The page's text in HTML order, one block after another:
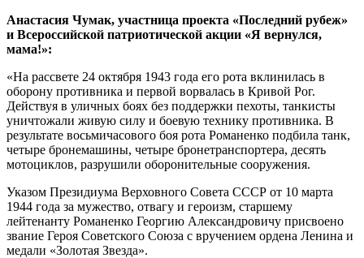
Анастасия Чумак, участница проекта «Последний рубеж»
и Всероссийской патриотической акции «Я вернулся,
мама!»:
«На рассвете 24 октября 1943 года его рота вклинилась в
оборону противника и первой ворвалась в Кривой Рог.
Действуя в уличных боях без поддержки пехоты, танкисты
уничтожали живую силу и боевую технику противника. В
результате восьмичасового боя рота Романенко подбила танк,
четыре бронемашины, четыре бронетранспортера, десять
мотоциклов, разрушили оборонительные сооружения.
Указом Президиума Верховного Совета СССР от 10 марта
1944 года за мужество, отвагу и героизм, старшему
лейтенанту Романенко Георгию Александровичу присвоено
звание Героя Советского Союза с вручением ордена Ленина и
медали «Золотая Звезда».